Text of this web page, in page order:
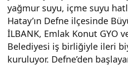
yağmur suyu, içme suyu
Hatay’ın Defne ilçesinde
İLBANK, Emlak Konut GYO
Belediyesi iş birliğiyle ileri
kuruluyor. Defne’den